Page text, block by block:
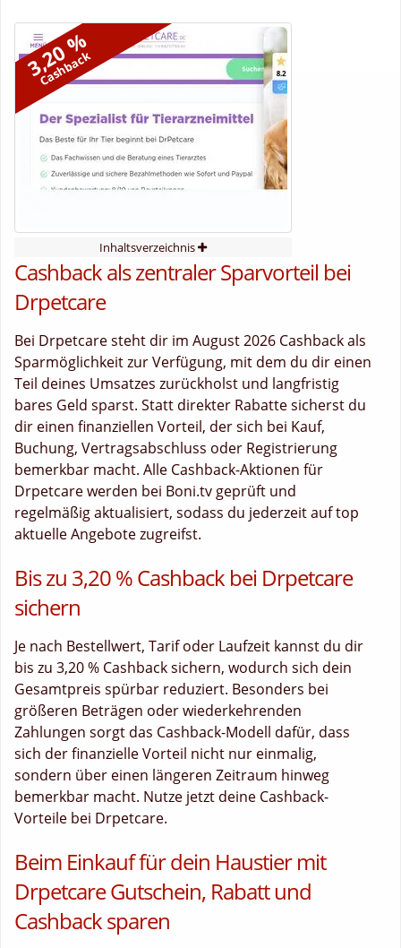
3,20 %
Cashback
Inhaltsverzeichnis
Cashback als zentraler Sparvorteil bei
Drpetcare
Bei Drpetcare steht dir im August 2026 Cashback als
Sparmöglichkeit zur Verfügung, mit dem du dir einen
Teil deines Umsatzes zurückholst und langfristig
bares Geld sparst. Statt direkter Rabatte sicherst du
dir einen finanziellen Vorteil, der sich bei Kauf,
Buchung, Vertragsabschluss oder Registrierung
bemerkbar macht. Alle Cashback-Aktionen für
Drpetcare werden bei Boni.tv geprüft und
regelmäßig aktualisiert, sodass du jederzeit auf top
aktuelle Angebote zugreifst.
Bis zu 3,20 % Cashback bei Drpetcare
sichern
Je nach Bestellwert, Tarif oder Laufzeit kannst du dir
bis zu 3,20 % Cashback sichern, wodurch sich dein
Gesamtpreis spürbar reduziert. Besonders bei
größeren Beträgen oder wiederkehrenden
Zahlungen sorgt das Cashback-Modell dafür, dass
sich der finanzielle Vorteil nicht nur einmalig,
sondern über einen längeren Zeitraum hinweg
bemerkbar macht. Nutze jetzt deine Cashback-
Vorteile bei Drpetcare.
Beim Einkauf für dein Haustier mit
Drpetcare Gutschein, Rabatt und
Cashback sparen